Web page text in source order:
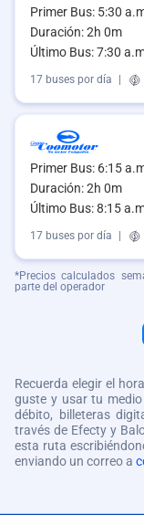
Primer Bus: 5:30
Duración: 2h 0m
Último Bus: 7:30
17 buses por día
Primer Bus: 6:15
Duración: 2h 0m
Último Bus: 8:15
17 buses por día
*Precios calculados
parte del operador
Recuerda elegir el
guste y usar tu
débito, billeteras
través de Efecty y
esta ruta
enviando un correo a